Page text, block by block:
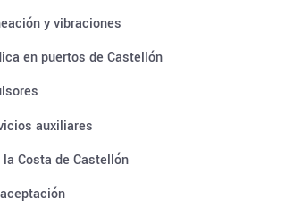
y vibraciones
en puertos de Castellón
auxiliares
Costa de Castellón